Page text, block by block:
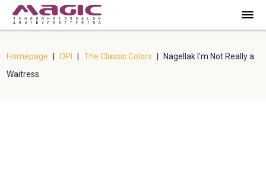
Homepage OPI The Classic Colors
Nagellak I'm Not Really a
Waitress